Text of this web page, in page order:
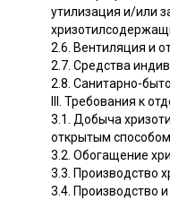
утилизация и/или
2.6. Вентиляция и
2.7. Средства
2.8. Санитарно-
III. Требования к
3.1. Добыча
открытым способом
3.2. Обогащение
3.3. Производство
3.4. Производство